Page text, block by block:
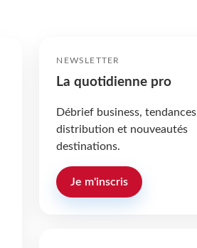
NEWSLETTER
La quotidienne pro
Débrief business, tendances
distribution et nouveautés
destinations.
Je m'inscris